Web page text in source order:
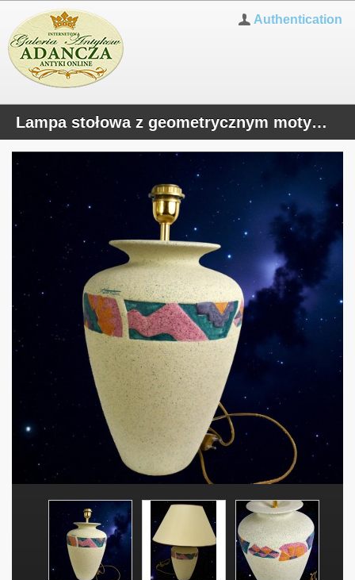
Authentication
Lampa stołowa z geometrycznym motywem podpisana F.Lanza